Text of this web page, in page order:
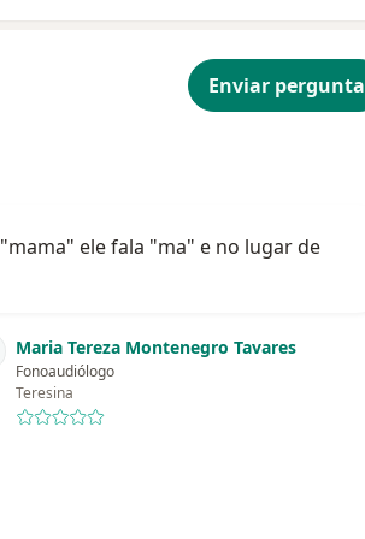
Enviar pergunta
ele fala "ma" e no lugar de
Maria Tereza Montenegro Tavares
Fonoaudiólogo
Teresina